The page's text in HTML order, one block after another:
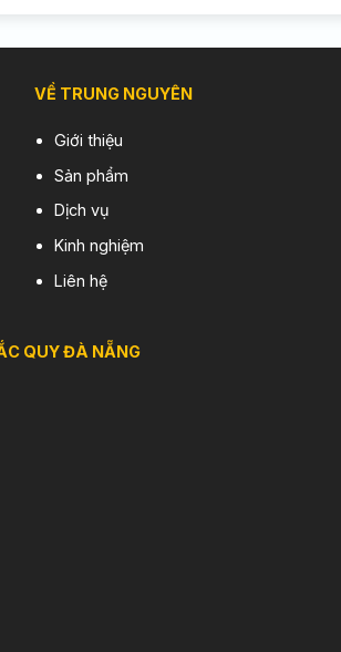
VỀ TRUNG NGUYÊN
Giới thiệu
Sản phẩm
Dịch vụ
Kinh nghiệm
Liên hệ
QUY ĐÀ NẴNG